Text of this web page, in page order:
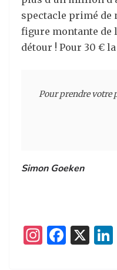
spectacle primé de
figure montante de
détour ! Pour 30 €
Pour prendre votre
Simon Goeken
I
F
X